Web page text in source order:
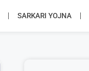
SARKARI YOJNA